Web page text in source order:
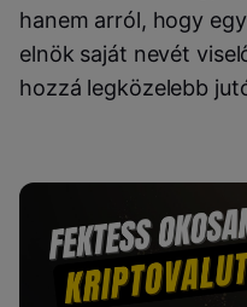
hanem arról, hogy
elnök saját nevét
hozzá legközelebb